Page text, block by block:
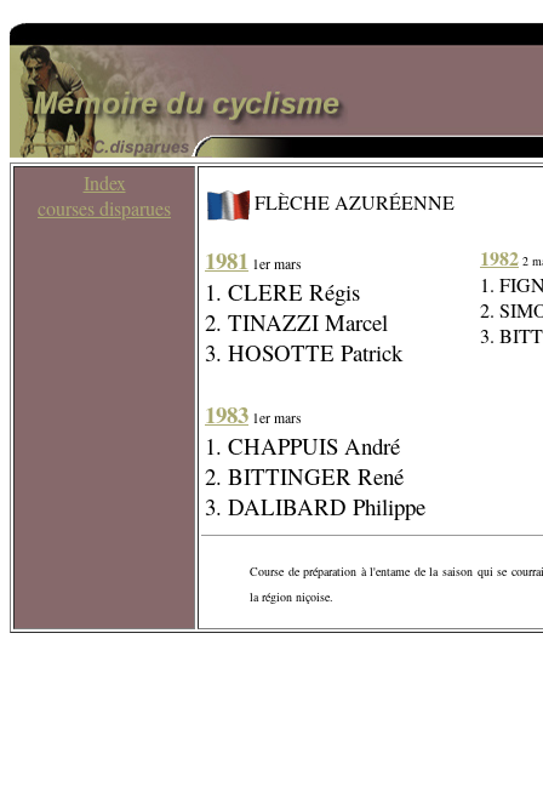
Index
courses disparues
FLÈCHE AZURÉENNE
1981 1er mars
1. CLERE Régis
2. TINAZZI Marcel
3. HOSOTTE Patrick
1983 1er mars
1. CHAPPUIS André
2. BITTINGER René
3. DALIBARD Philippe
1982 2
1.
2.
3.
Course de préparation à l'entame de la saison qui se
la région niçoise.